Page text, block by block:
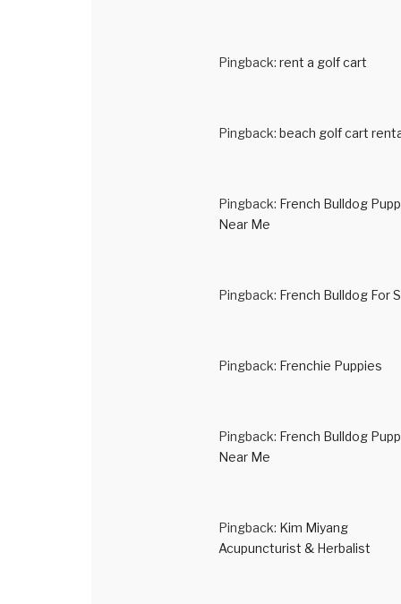
Pingback: rent a golf cart
Pingback: beach golf cart
Pingback: French Bulldog
Near Me
Pingback: French Bulldog For
Pingback: Frenchie Puppies
Pingback: French Bulldog
Near Me
Pingback: Kim Miyang
Acupuncturist & Herbalist